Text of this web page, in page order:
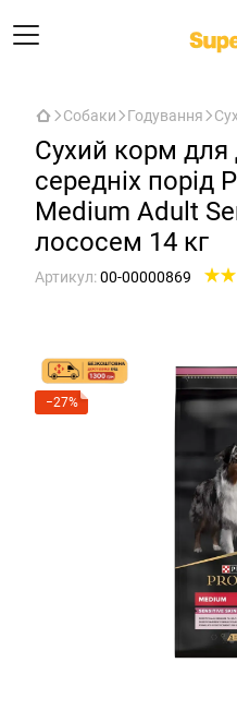
Собаки Годування
Сухий корм для
середніх порід
Medium Adult
лососем 14 кг
Артикул:00-00000869
−27%